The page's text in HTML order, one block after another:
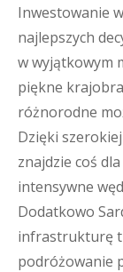
Inwestowanie
najlepszych
w wyjątkowym
piękne
różnorodne
Dzięki
znajdzie coś
intensywne
Dodatkowo
infrastrukturę
podróżowanie